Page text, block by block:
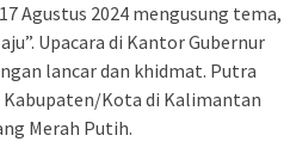
Agustus 2024 mengusung tema,
Upacara di Kantor Gubernur
lancar dan khidmat. Putra
Kota di Kalimantan
Merah Putih.